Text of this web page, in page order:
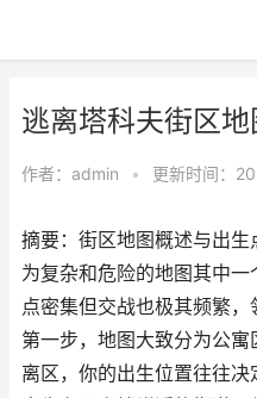
逃离塔科夫街区
作者： admin • 更新时间：
摘要：街区地图概述与出
为复杂和危险的地图其中
点密集但交战也极其频繁
第一步，地图大致分为公
离区，你的出生位置往往